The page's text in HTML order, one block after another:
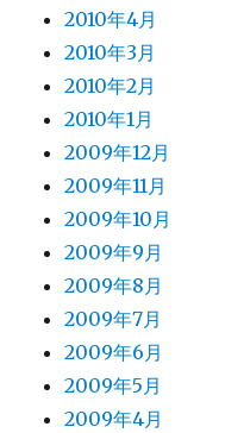
2010年4月
2010年3月
2010年2月
2010年1月
2009年12月
2009年11月
2009年10月
2009年9月
2009年8月
2009年7月
2009年6月
2009年5月
2009年4月